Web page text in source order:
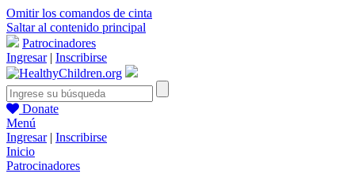
Omitir los comandos de cinta
Saltar al contenido principal
Patrocinadores
Ingresar| Inscribirse
Donate
Menú
Ingresar| Inscribirse
Inicio
Patrocinadores